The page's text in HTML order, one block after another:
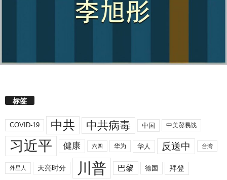
标签
COVID-19 中共 中共病毒 中国 中美贸易战
习近平 健康 六四 华为 华人 反送中 台湾
外星人 天亮时分 川普 巴黎 德国 拜登